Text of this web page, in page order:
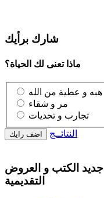
شارك برأيك
ماذا تعنى لك الحياة؟
النتائــج
جديد الكتب و العروض
التقديمية